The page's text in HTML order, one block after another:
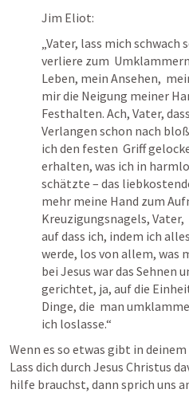
Jim Eliot:
„Vater, lass mich schwach
verliere zum
Leben, mein Ansehen,
mir die Neigung meiner
Festhalten. Ach, Vater,
Verlangen schon nach
ich den festen  Griff
erhalten, was ich in
schätzte – das
mehr meine Hand zum
Kreuzigungsnagels, Vater,
auf dass ich, indem ich
werde, los von allem, was
bei Jesus war das Sehnen
gerichtet, ja, auf die
Dinge, die  man
ich loslasse.“
Wenn es so etwas gibt in
Lass dich durch Jesus Christus
hilfe brauchst, dann sprich uns